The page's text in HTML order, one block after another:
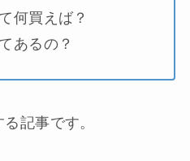
何買えば？
あるの？
記事です。